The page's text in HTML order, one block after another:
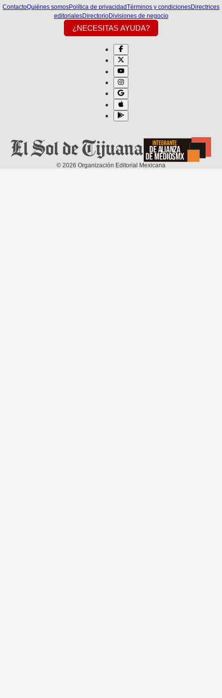
ContactoQuiénes somosPolítica de privacidadTérminos y condicionesDirectrices
editorialesDirectorioDivisiones de negocio
¿NECESITAS AYUDA?
© 2026 Organización Editorial Mexicana